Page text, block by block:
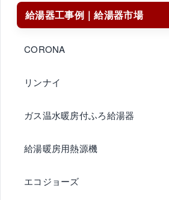
給湯器工事例｜給湯器市場
CORONA
リンナイ
ガス温水暖房付ふろ給湯器
給湯暖房用熱源機
エコジョーズ